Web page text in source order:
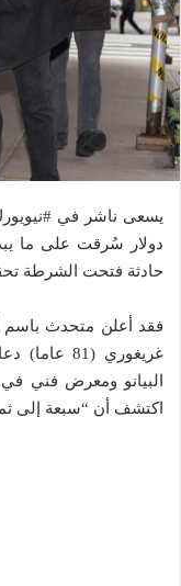
يسعى ناشر في
دولار سُرقت على ما
حادثة فتحت الشرطة
فقد أعلن متحدث
البيانو ومعرض فني
اكتشف أن “سبعة إلى